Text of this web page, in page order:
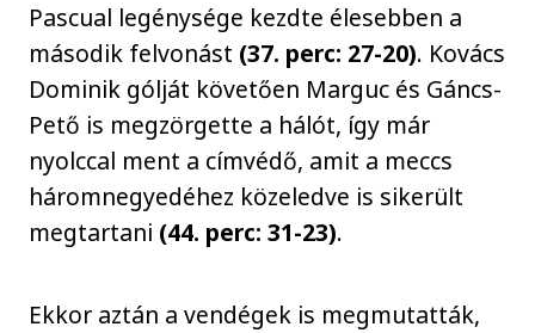
Pascual legénysége kezdte élesebben a
második felvonást (37. perc: 27-20). Kovács
Dominik gólját követően Marguc és Gáncs-
Pető is megzörgette a hálót, így már
nyolccal ment a címvédő, amit a meccs
háromnegyedéhez közeledve is sikerült
megtartani (44. perc: 31-23).
Ekkor aztán a vendégek is megmutatták,